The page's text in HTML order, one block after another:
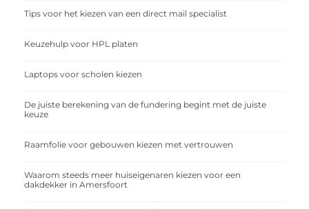
Tips voor het kiezen van een direct mail specialist
Keuzehulp voor HPL platen
Laptops voor scholen kiezen
De juiste berekening van de fundering begint met de juiste
keuze
Raamfolie voor gebouwen kiezen met vertrouwen
Waarom steeds meer huiseigenaren kiezen voor een
dakdekker in Amersfoort